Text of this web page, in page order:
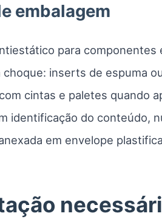
embalagem
para componentes
inserts de espuma
cintas e paletes quando
identificação do conteúdo,
em envelope